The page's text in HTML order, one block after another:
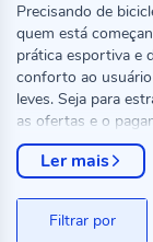
Precisando de
quem está
prática esportiva e
conforto ao
leves. Seja para
as ofertas e o
bicicleta.
Ler mais
Filtrar por